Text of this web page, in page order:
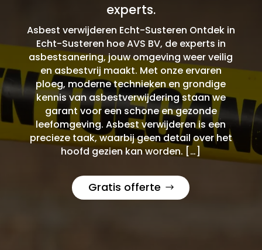
experts.
Asbest verwijderen Echt-Susteren Ontdek in
Echt-Susteren hoe AVS BV, de experts in
asbestsanering, jouw omgeving weer veilig
en asbestvrij maakt. Met onze ervaren
ploeg, moderne technieken en grondige
kennis van asbestverwijdering staan we
garant voor een schone en gezonde
leefomgeving. Asbest verwijderen is een
precieze taak, waarbij geen detail over het
hoofd gezien kan worden. […]
Gratis offerte